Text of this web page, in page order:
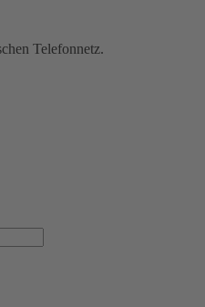
Telefonnetz.